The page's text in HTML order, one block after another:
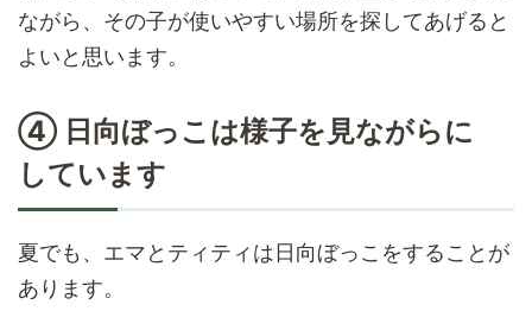
ながら、その子が使いやすい場所を探してあげると
よいと思います。
④ 日向ぼっこは様子を見ながらに
しています
夏でも、エマとティティは日向ぼっこをすることが
あります。